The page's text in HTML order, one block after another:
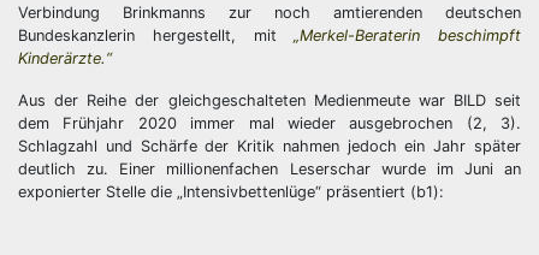
Verbindung Brinkmanns zur noch amtierenden deutschen
Bundeskanzlerin hergestellt, mit„Merkel-Beraterin beschimpft
Kinderärzte.“
Aus der Reihe der gleichgeschalteten Medienmeute war BILD seit
dem Frühjahr 2020 immer mal wieder ausgebrochen (2, 3).
Schlagzahl und Schärfe der Kritik nahmen jedoch ein Jahr später
deutlich zu. Einer millionenfachen Leserschar wurde im Juni an
exponierter Stelle die „Intensivbettenlüge“ präsentiert (b1):